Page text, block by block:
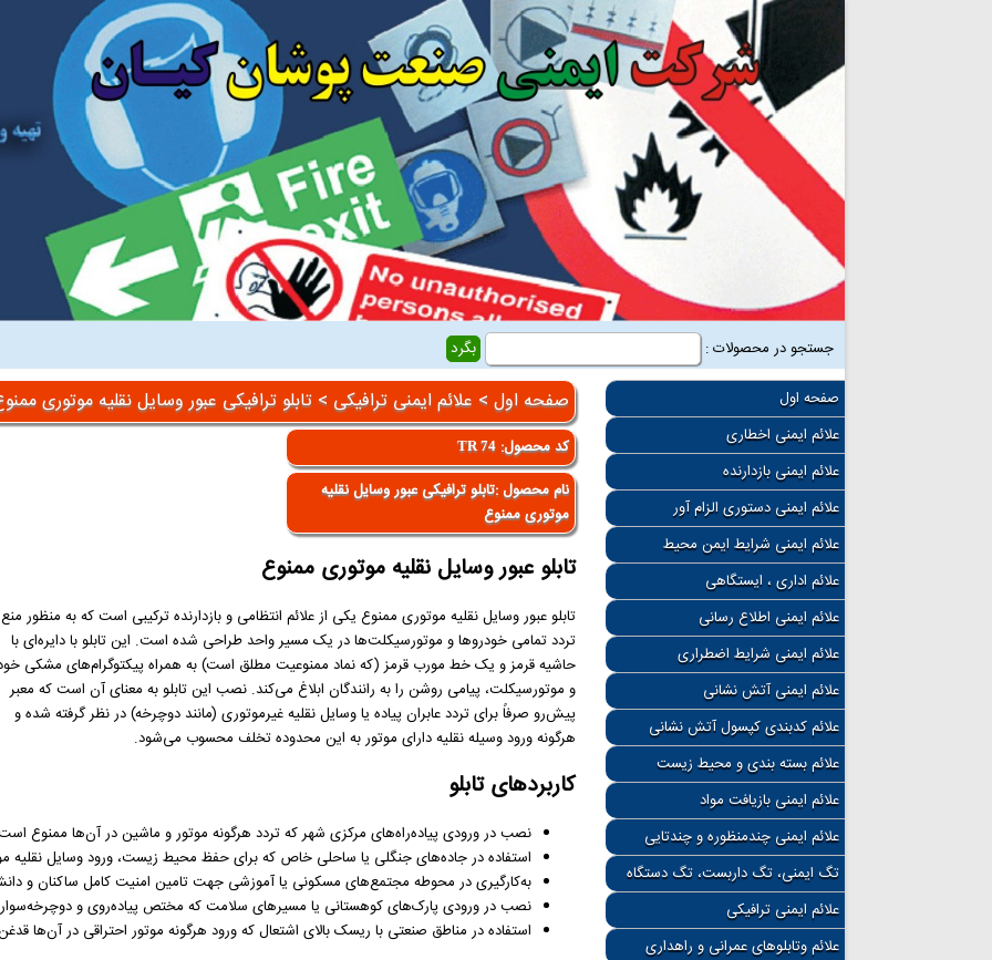
جستجو در محصولات :
صفحه اول
علائم ایمنی اخطاری
علائم ایمنی بازدارنده
علائم ایمنی دستوری الزام آور
علائم ایمنی شرایط ایمن محیط
علائم اداری ، ایستگاهی
علائم ایمنی اطلاع رسانی
علائم ایمنی شرایط اضطراری
علائم ایمنی آتش نشانی
علائم کدبندی کپسول آتش نشانی
علائم بسته بندی و محیط زیست
علائم ایمنی بازیافت مواد
علائم ایمنی چندمنظوره و چندتایی
تگ ایمنی، تگ داربست، تگ دستگاه
علائم ایمنی ترافیکی
علائم وتابلوهای عمرانی و راهداری
صفحه اول> علائم ایمنی ترافیکی> تابلو ترافیکی عبور وسایل نقلیه موتوری
کد محصول: TR 74
نام محصول :تابلو ترافیکی عبور وسایل نقلیه
موتوری ممنوع
تابلو عبور وسایل نقلیه موتوری ممنوع
تابلو عبور وسایل نقلیه موتوری ممنوع یکی از علائم انتظامی و بازدارنده ترکیبی است که به منظور منع
تردد تمامی خودروها و موتورسیکلت‌ها در یک مسیر واحد طراحی شده است. این تابلو با دایره‌ای با
حاشیه قرمز و یک خط مورب قرمز (که نماد ممنوعیت مطلق است) به همراه پیکتوگرام‌های مشکی
و موتورسیکلت، پیامی روشن را به رانندگان ابلاغ می‌کند. نصب این تابلو به معنای آن است که معبر
پیش‌رو صرفاً برای تردد عابران پیاده یا وسایل نقلیه غیرموتوری (مانند دوچرخه) در نظر گرفته شده و
هرگونه ورود وسیله نقلیه دارای موتور به این محدوده تخلف محسوب می‌شود.
کاربردهای تابلو
نصب در ورودی پیاده‌راه‌های مرکزی شهر که تردد هرگونه موتور و ماشین در آن‌ها ممنوع
استفاده در جاده‌های جنگلی یا ساحلی خاص که برای حفظ محیط زیست، ورود وسایل
به‌کارگیری در محوطه مجتمع‌های مسکونی یا آموزشی جهت تامین امنیت کامل ساکنان و
نصب در ورودی پارک‌های کوهستانی یا مسیرهای سلامت که مختص پیاده‌روی و
استفاده در مناطق صنعتی با ریسک بالای اشتعال که ورود هرگونه موتور احتراقی در آن‌ها